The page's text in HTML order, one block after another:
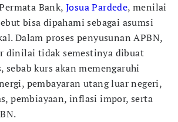
Bank, Josua Pardede, menilai
bisa dipahami sebagai asumsi
Dalam proses penyusunan APBN,
dinilai tidak semestinya dibuat
kurs akan memengaruhi
pembayaran utang luar negeri,
pembiayaan, inflasi impor, serta